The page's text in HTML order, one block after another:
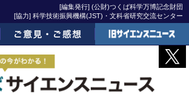
[編集発行] (公財)つくば科学万博記念財団
[協力] 科学技術振興機構(JST)・文科省研究交流センター
ご意見・ご感想
旧サイエンスニュー